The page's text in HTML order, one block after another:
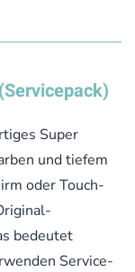
Super
und tiefem
oder Touch-
bedeutet
Service-